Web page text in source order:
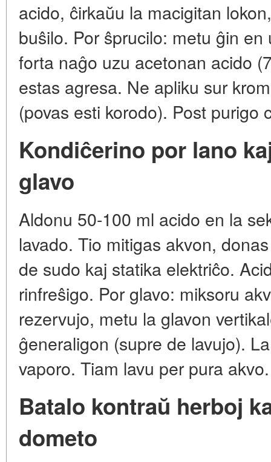
acido, ĉirkaŭu la macigitan
buŝilo. Por ŝprucilo: metu ĝin
forta naĝo uzu acetonan acido
estas agresa. Ne apliku sur
(povas esti korodo). Post purigo
Kondiĉerino por lano
glavo
Aldonu 50-100 ml acido en la
lavado. Tio mitigas akvon,
de sudo kaj statika elektriĉo.
rinfreŝigo. Por glavo: miksoru
rezervujo, metu la glavon
ĝeneraligon (supre de lavujo).
vaporo. Tiam lavu per pura akvo.
Batalo kontraŭ herboj
dometo